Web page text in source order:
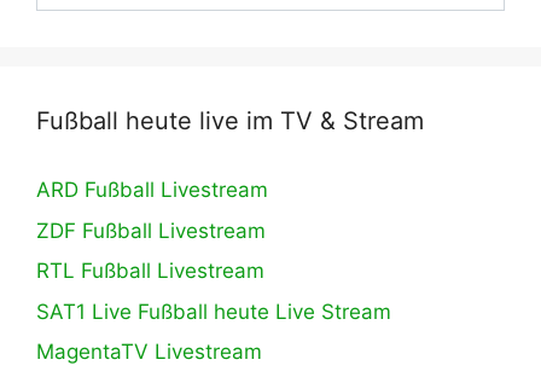
Fußball heute live im TV & Stream
ARD Fußball Livestream
ZDF Fußball Livestream
RTL Fußball Livestream
SAT1 Live Fußball heute Live Stream
MagentaTV Livestream